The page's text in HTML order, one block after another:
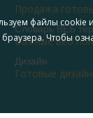
Продажа
Словарь ВЕБ
Важные веб
Дизайн
Готовые
файлы
Чтобы